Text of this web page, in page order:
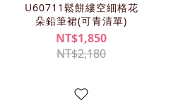
U60711鬆餅縷空細格花
朵鉛筆裙(可青清單)
NT$1,850
NT$2,180